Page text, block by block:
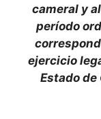
cameral y
período
ejercicio
Estado